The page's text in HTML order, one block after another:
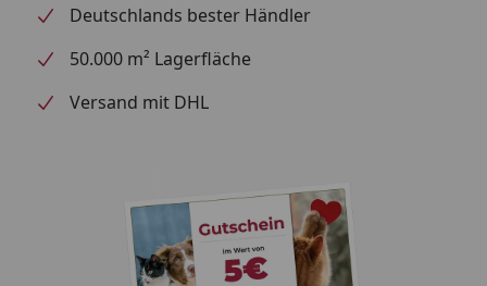
Deutschlands bester Händler
50.000 m² Lagerfläche
Versand mit DHL